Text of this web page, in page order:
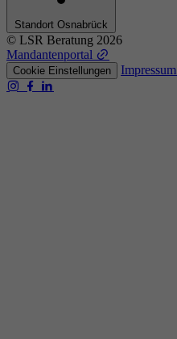
Standort Osnabrück
© LSR Beratung 2026
Mandantenportal
Cookie Einstellungen Impressum